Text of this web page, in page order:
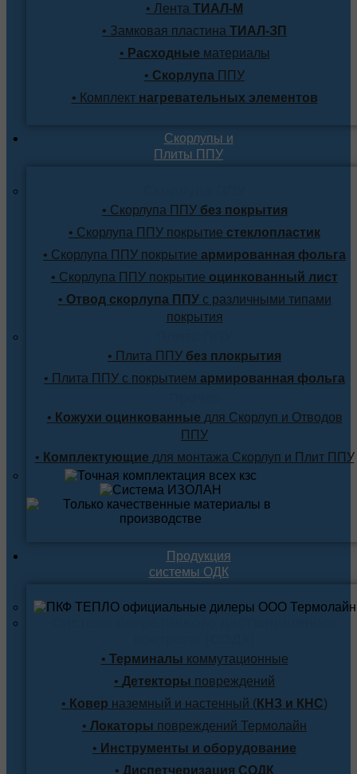
• Лента ТИАЛ-М
• Замковая пластина ТИАЛ-ЗП
• Расходные материалы
• Скорлупа ППУ
• Комплектнагревательных элементов
Скорлупы и
Плиты ППУ
• Скорлупа ППУбез покрытия
• Скорлупа ППУ покрытие стеклопластик
• Скорлупа ППУ покрытие армированная фольга
• Скорлупа ППУ покрытие оцинкованный лист
• Отвод скорлупа ППУс различными типами
покрытия
• Плита ППУ без плокрытия
• Плита ППУ с покрытием армированная фольга
• Кожухи оцинкованные для Скорлуп и Отводов
ППУ
• Комплектующие для монтажа Скорлуп и Плит ППУ
Продукция
системы ОДК
• Терминалы коммутационные
• Детекторы повреждений
• Ковер наземный и настенный (КНЗ и КНС)
• Локаторы повреждений Термолайн
• Инструменты и оборудование
• Диспетчеризация СОДК